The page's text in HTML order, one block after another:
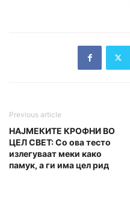
Previous article
НАЈМЕКИТЕ КРОФНИ ВО
ЦЕЛ СВЕТ: Со ова тесто
излегуваат меки како
памук, а ги има цел рид